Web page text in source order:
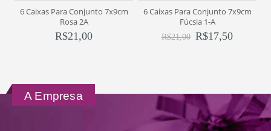
6 Caixas Para Conjunto 7x9cm
Rosa 2A
R$21,00
6 Caixas Para Conjunto 7x9cm
Fúcsia 1-A
R$21,00 R$17,50
A Empresa